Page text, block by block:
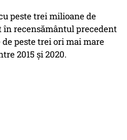
peste trei milioane de
recensământul precedent
de peste trei ori mai mare
2015 şi 2020.